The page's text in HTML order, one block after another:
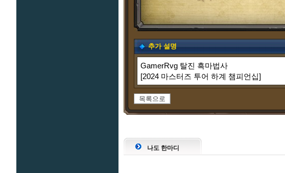
추가 설명
GamerRvg 탈진 흑마법사
[2024 마스터즈 투어 하계 챔피언십]
목록으로
나도 한마디